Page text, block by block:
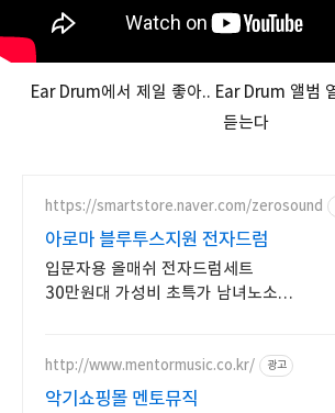
Ear Drum에서 제일 좋아.. Ear Drum 앨범
듣는다
https://smartstore.naver.com/zerosound
아로마 블루투스지원 전자드럼
입문자용 올매쉬 전자드럼세트
30만원대 가성비 초특가 남녀노소
http://www.mentormusic.co.kr/ 광고
악기쇼핑몰 멘토뮤직